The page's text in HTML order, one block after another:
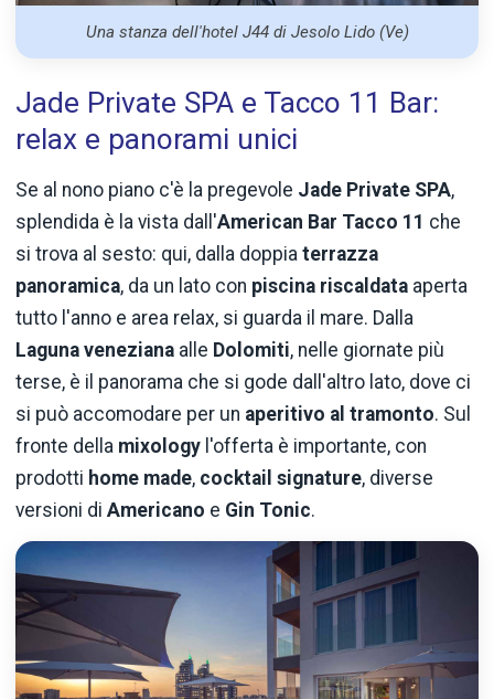
Una stanza dell'hotel J44 di Jesolo Lido (Ve)
Jade Private SPA e Tacco 11 Bar:
relax e panorami unici
Se al nono piano c'è la pregevole Jade Private SPA,
splendida è la vista dall'American Bar Tacco 11 che
si trova al sesto: qui, dalla doppia terrazza
panoramica, da un lato con piscina riscaldata aperta
tutto l'anno e area relax, si guarda il mare. Dalla
Laguna veneziana alle Dolomiti, nelle giornate più
terse, è il panorama che si gode dall'altro lato, dove ci
si può accomodare per un aperitivo al tramonto. Sul
fronte della mixology l'offerta è importante, con
prodotti home made, cocktail signature, diverse
versioni di Americano e Gin Tonic.